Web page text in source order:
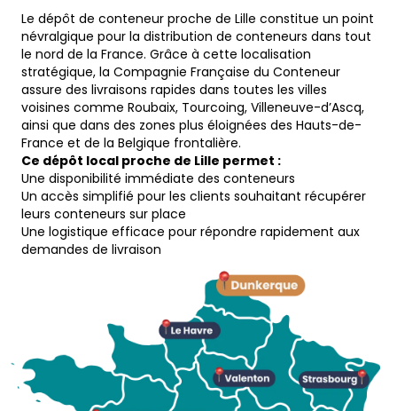
Le dépôt de conteneur proche de Lille constitue un point
névralgique pour la distribution de conteneurs dans tout
le nord de la France. Grâce à cette localisation
stratégique, la Compagnie Française du Conteneur
assure des livraisons rapides dans toutes les villes
voisines comme Roubaix, Tourcoing, Villeneuve-d’Ascq,
ainsi que dans des zones plus éloignées des Hauts-de-
France et de la Belgique frontalière.
Ce dépôt local proche de Lille permet :
Une disponibilité immédiate des conteneurs
Un accès simplifié pour les clients souhaitant récupérer
leurs conteneurs sur place
Une logistique efficace pour répondre rapidement aux
demandes de livraison